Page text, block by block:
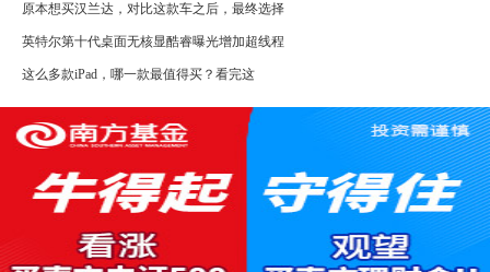
原本想买汉兰达，对比这款车之后，最终选择
英特尔第十代桌面无核显酷睿曝光增加超线程
这么多款iPad，哪一款最值得买？看完这